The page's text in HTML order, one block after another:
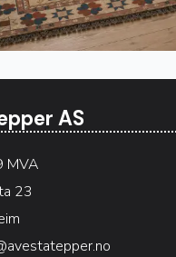
AS
MVA
23